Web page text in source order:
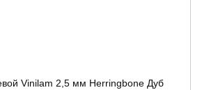
Vinilam 2,5 мм Herringbone Дуб